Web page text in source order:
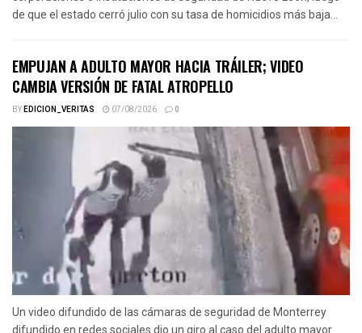
de que el estado cerró julio con su tasa de homicidios más baja...
EMPUJAN A ADULTO MAYOR HACIA TRÁILER; VIDEO
CAMBIA VERSIÓN DE FATAL ATROPELLO
BYEDICION_VERITAS 07/08/2026 0
Un video difundido de las cámaras de seguridad de Monterrey
difundido en redes sociales dio un giro al caso del adulto mayor